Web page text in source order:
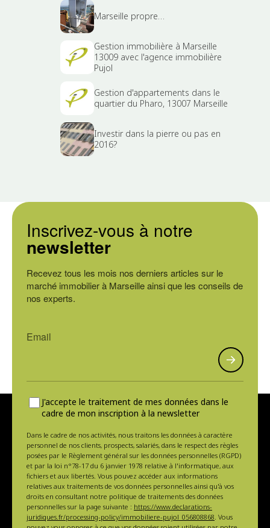
Marseille propre…
Gestion immobilière à Marseille
13009 avec l'agence immobilière
Pujol
Gestion d'appartements dans le
quartier du Pharo, 13007 Marseille
Investir dans la pierre ou pas en
2016?
Inscrivez-vous à notre
newsletter
Recevez tous les mois nos derniers articles sur le
marché immobilier à Marseille ainsi que les conseils de
nos experts.
J'accepte le traitement de mes données dans le
cadre de mon inscription à la newsletter
Dans le cadre de nos activités, nous traitons les données à caractère
personnel de nos clients, prospects, salariés, dans le respect des règles
posées par le Règlement général sur les données personnelles (RGPD)
et par la loi n°78-17 du 6 janvier 1978 relative à l'informatique, aux
fichiers et aux libertés. Vous pouvez accéder aux informations
relatives aux traitements de vos données personnelles ainsi qu'à vos
droits en consultant notre politique de traitements des données
personnelles sur la page suivante : https://www.declarations-
juridiques.fr/processing-policy/immobiliere-pujol_056808868. Vous